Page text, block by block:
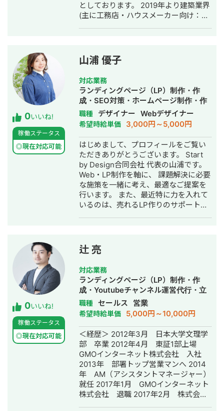
としております。 2019年より建築業界
(主に工務店・ハウスメーカー向け：注
ィングコンサルティングおよび実行支
援に従事。 現在は独立し、マーケティ
ングコンサルティング会社(株式会社
Monokrome)を創設。 【このような企
業にオススメ】 ・マーケティングを強
化したいが、何に手を付けたらいいか
分からない ・各施策のパートナーはい
るが、全体を俯瞰して品質管理/ディレ
クションできる人材がほしい ・マーケ
ティングの内製化に向けて専任担当者
の伴走支援をしてほしい
0いいね!
稼働ステータス
◎現在対応可能
山浦 優子
対応業務
ランディングページ（LP）制作・作
成・SEO対策・ホームページ制作・作
成・バナー制作・デザイン・ロゴデザ
イン・作成・イラスト制作
職種 デザイナー Webデザイナー
希望時給単価 3,000円～5,000円
はじめまして、プロフィールをご覧い
ただきありがとうございます。 Start
by Design合同会社 代表の山浦です。
Web・LP制作を軸に、 課題解決に必要
な施策を一緒に考え、最適なご提案を
行います。 また、最近特に力を入れて
いるのは、売れるLP作りのサポートで
のABテスト用のFV（ファーストビュ
ー）作成やLP改修にも積極的に携わり
ます。 ●自社サイト
https://startbydesign.jp/ ⭐︎ 今まで携わ
ったことがある商材など
・女性向け商材（化粧品・アパレル・
写真館） ・スクール系 ・健康食品 ・
IT系 ・車の修理屋 ・建築/不動産 ・医
療・クリニック ・美容サロン・整体 ・
士業 ⭐︎ 強み
・デザインコンペでも採択率が高い ・
提案/ディレクションからデザインを請
け負うことが可能 ・ロゴの制作や展示
会用のパネル制作、パンフレットの制
作なども 幅広く請け負います ・
0いいね!
稼働ステータス
◎現在対応可能
辻 亮
対応業務
ランディングページ（LP）制作・作
成・Youtubeチャンネル運営代行・立
ち上げ・ECサイト構築・ネットショッ
プ作成代行・SEO対策・SNS運用代
行・記事作成代行・ライティング・ホ
ームページ制作・作成・バナー制作・
デザイン・ロゴデザイン・作成・動画
制作・動画編集・営業代行
職種 セールス 営業
希望時給単価 5,000円～10,000円
＜経歴＞ 2012年3月 日本大学文理学
部 卒業 2012年4月 東証1部上場
GMOインターネット株式会社 入社
2013年 部署トップ営業マンへ 2014
年 AM（アシスタントマネージャー）
就任 2017年1月 GMOインターネット
株式会社 退職 2017年2月 株式会社